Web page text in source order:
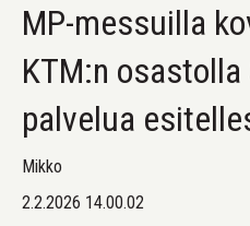
MP-messuilla
KTM:n
palvelua
Mikko
2.2.2026 14.00.02